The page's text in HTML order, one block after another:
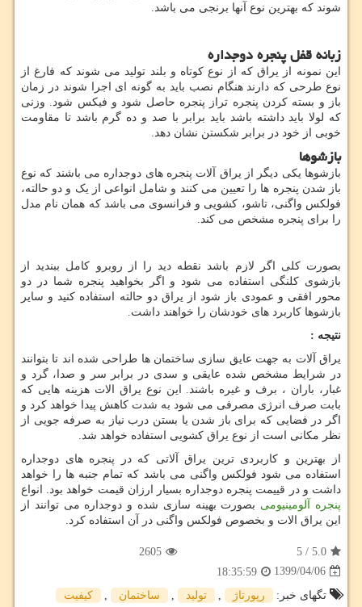
شوند که بهترین نوع آنها برنجی می باشد.
زبانه قفل پنجره دوجداره
این نمونه از یراق که از نوع کوتاه و بلند تولید می شوند که فارغ از
نوع طرحی که دارند هنگام نصب باید به گونه ای اجرا شوند در زمان
باز و بسته کردن پنجره تراز پنجره حاصل شود و فیکس شود. وزنی
که لولا باید داشته باشد باید برابر با صد و ده گرم باشد تا مقاومت
خوبی از خود در برابر شکستن نشان دهد.
بازشوها
بازشوها یکی دیگر از یراق آلات پنجره های دوجداره می باشند که نوع
باز شدن پنجره ها را تعیین می کنند و شامل انواعی از یک و دو حالته،
فولکس واگنی، تاشو، کشویی و فرانسوی می باشد که همان نام مدل
را برای پنجره مشخص می کند.
بصورت کلی اگر لازم باشد نقطه دید را از روبرو کامل ببندید از
بازشوی کلنگی استفاده می شود و اگر بخواهید پنجره شما در دو
محور افقی و عمودی باز شود از یراق دو حالته استفاده کنید و سایر
بازشوها کاربرد های خودشان را خواهند داشت.
نتیجه :
یراق آلات به جهت عایق سازی ساختمان ها طراحی شده اند تا بتوانند
در شرایط مشخص شده عایقی و سدی در برابر سر و صدا، گرد و
غبار، باران ، برف و غیره باشند. این نوع یراق الات هزینه هایی که
بابت صرف انرژی مصرفی می شود به شدت کاهش پیدا خواهد کرد و
اگر در فضایی که برای باز شدن یا بستن درب نیاز به صرفه جویی از
نظر مکانی است از نوع یراق کشویی استفاده خواهد شد.
از بهترین و کاربردی ترین یراق آلاتی که در پنجره های دوجداره
استفاده می شود فولکس واگنی می باشد که تمام جنبه ها را خواهد
داشت و در قییمت پنجره دوجداره بسیار ارزان قیمت خواهد بود. انواع
پنجره آلومینیومی بصورت بهینه سازی شده و دوجداره می توانند از
این یراق الات و بخصوص فولکس واگنی در آن استفاده کرد.
5.0
/
5
2605
1399/04/06
18:35:59
تگهای خبر:
رپورتاژ , تولید , ساختمان , كیفیت